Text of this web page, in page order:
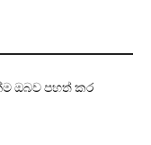
ඔබව පහත් කර